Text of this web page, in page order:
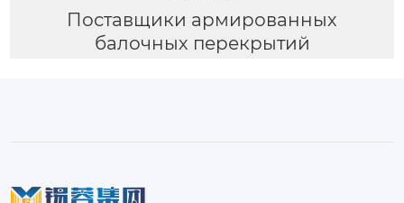
Поставщики армированных
балочных перекрытий